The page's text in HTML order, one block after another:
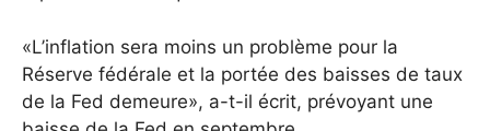
«L’inflation sera moins un problème pour la
Réserve fédérale et la portée des baisses de taux
de la Fed demeure», a-t-il écrit, prévoyant une